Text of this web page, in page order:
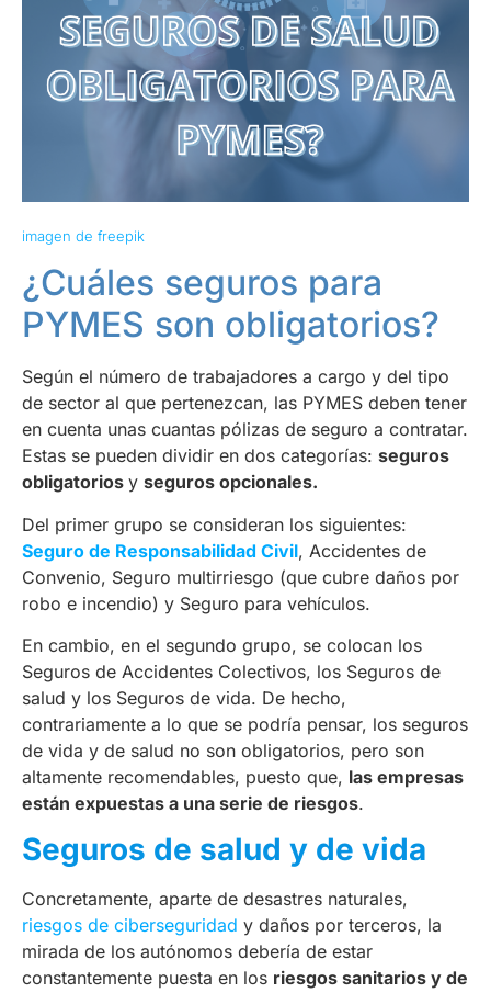
imagen de freepik
¿Cuáles seguros para
PYMES son obligatorios?
Según el número de trabajadores a cargo y del tipo
de sector al que pertenezcan, las PYMES deben tener
en cuenta unas cuantas pólizas de seguro a contratar.
Estas se pueden dividir en dos categorías: seguros
obligatorios y seguros opcionales.
Del primer grupo se consideran los siguientes:
Seguro de Responsabilidad Civil, Accidentes de
Convenio, Seguro multirriesgo (que cubre daños por
robo e incendio) y Seguro para vehículos.
En cambio, en el segundo grupo, se colocan los
Seguros de Accidentes Colectivos, los Seguros de
salud y los Seguros de vida. De hecho,
contrariamente a lo que se podría pensar, los seguros
de vida y de salud no son obligatorios, pero son
altamente recomendables, puesto que, las empresas
están expuestas a una serie de riesgos.
Seguros de salud y de vida
Concretamente, aparte de desastres naturales,
riesgos de ciberseguridad y daños por terceros, la
mirada de los autónomos debería de estar
constantemente puesta en los riesgos sanitarios y de